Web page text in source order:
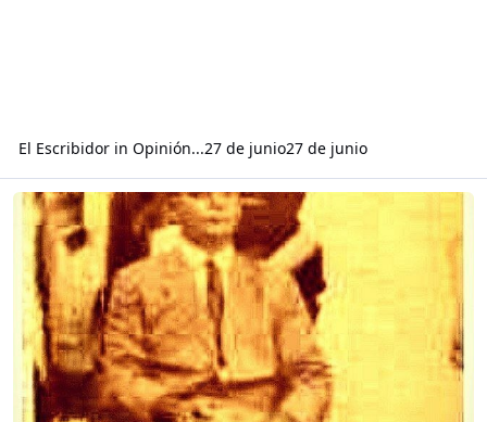
El Escribidorin Opinión...27 de junio27 de junio
Read more about Una breve historia de mis bisabuelos paternos...